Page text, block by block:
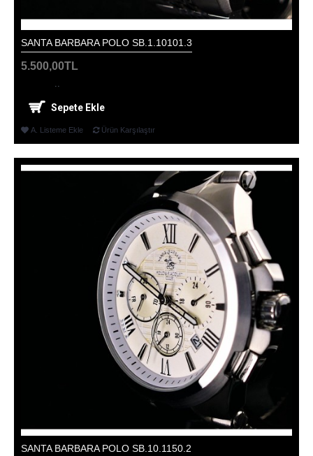
SANTA BARBARA POLO SB.1.10101.3
5.500,00TL
Sepete Ekle
A. Listeme Ekle Ürün Karşılaştır
SANTA BARBARA POLO SB.10.1150.2